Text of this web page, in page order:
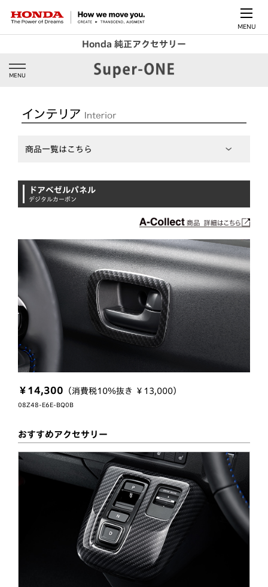
MENU
Honda 純正アクセサリー
MENU
商品一覧はこちら
ドアベゼルパネル
デジタルカーボン
￥14,300 （消費税10％抜き ￥13,000）
08Z48-E6E-BQ0B
おすすめアクセサリー